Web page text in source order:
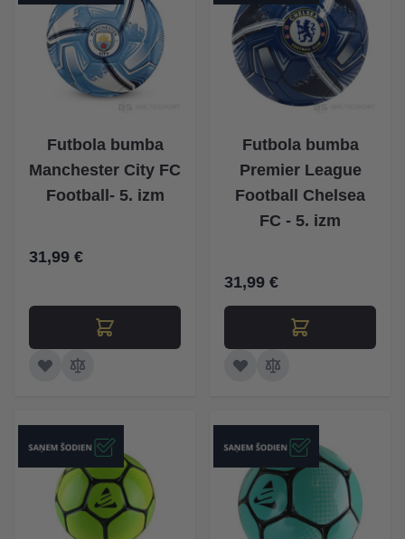
Futbola bumba
Manchester City FC
Football- 5. izm
31,99 €
Futbola bumba
Premier League
Football Chelsea
FC - 5. izm
31,99 €